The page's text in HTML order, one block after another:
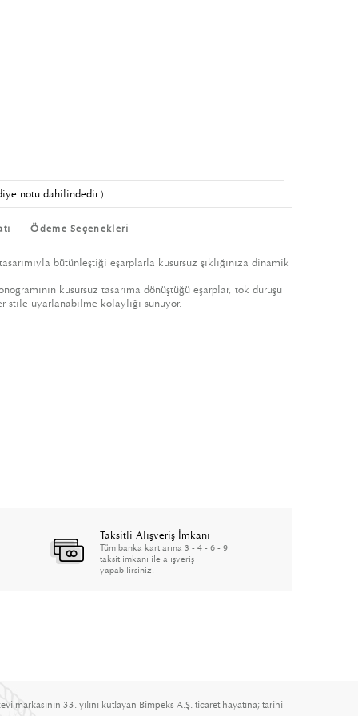
notu dahilindedir.)
Ödeme Seçenekleri
bütünleştiği eşarplarla kusursuz şıklığınıza dinamik
kusursuz tasarıma dönüştüğü eşarplar, tok duruşu
stile uyarlanabilme kolaylığı sunuyor.
Taksitli Alışveriş İmkanı
Tüm banka kartlarına 3 - 4 - 6 - 9
taksit imkanı ile alışveriş
yapabilirsiniz.
markasının 33. yılını kutlayan Bimpeks A.Ş. ticaret hayatına; tarihi